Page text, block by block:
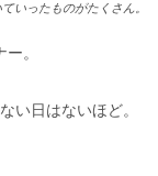
いったものがたくさん。
。
い日はないほど。